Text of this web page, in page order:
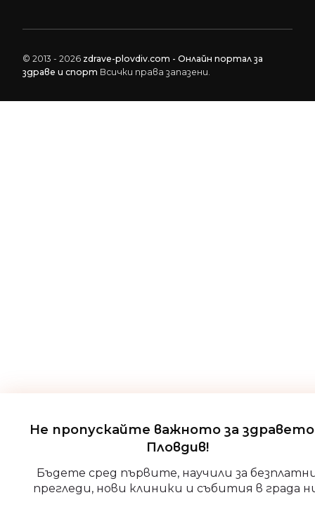
Управление на съгласие
За да осигурим най-добрите изживявания, ние използваме
технологии като бисквитки за съхраняване и/или достъп до
Не пропускайте важното за здравето
Пловдив!
Бъдете сред първите, научили за
прегледи, нови клиники и събития в града
© 2013 - 2026 zdrave-plovdiv.com - Онлайн портал за
здраве и спорт Всички права запазени.